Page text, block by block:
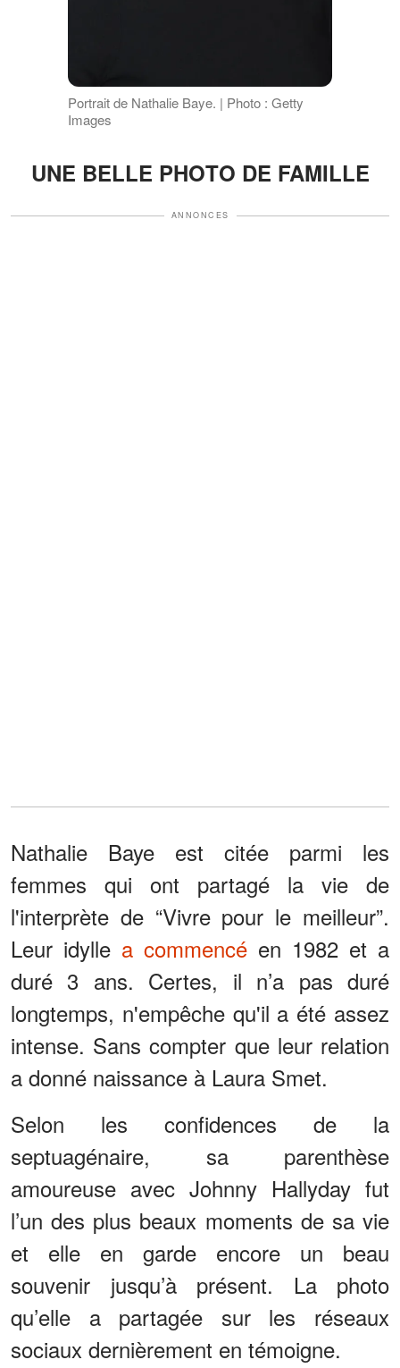
Portrait de Nathalie Baye. | Photo : Getty
Images
UNE BELLE PHOTO DE FAMILLE
ANNONCES
Nathalie Baye est citée parmi les
femmes qui ont partagé la vie de
l'interprète de “Vivre pour le meilleur”.
Leur idylle a commencé en 1982 et a
duré 3 ans. Certes, il n’a pas duré
longtemps, n'empêche qu'il a été assez
intense. Sans compter que leur relation
a donné naissance à Laura Smet.
Selon les confidences de la
septuagénaire, sa parenthèse
amoureuse avec Johnny Hallyday fut
l’un des plus beaux moments de sa vie
et elle en garde encore un beau
souvenir jusqu’à présent. La photo
qu’elle a partagée sur les réseaux
sociaux dernièrement en témoigne.